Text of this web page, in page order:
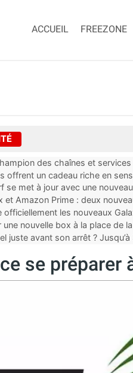
ACCUEIL FREEZONE
des chaînes et
offrent un cadeau riche en
se met à jour avec une
...
et Amazon Prime : deux
officiellement les nouveaux
cadeaux
une nouvelle box à la place de
juste avant son arrêt ?
se préparer